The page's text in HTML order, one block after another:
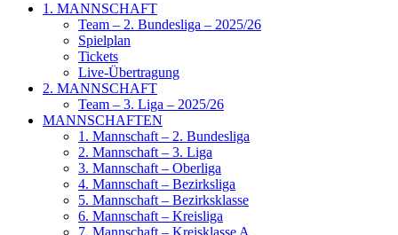
1. MANNSCHAFT
Team – 2. Bundesliga – 2025/26
Spielplan
Tickets
Live-Übertragung
2. MANNSCHAFT
Team – 3. Liga – 2025/26
MANNSCHAFTEN
1. Mannschaft – 2. Bundesliga
2. Mannschaft – 3. Liga
3. Mannschaft – Oberliga
4. Mannschaft – Bezirksliga
5. Mannschaft – Bezirksklasse
6. Mannschaft – Kreisliga
7. Mannschaft – Kreisklasse A